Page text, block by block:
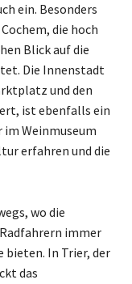
ein. Besonders
die hoch
Blick auf die
Die Innenstadt
und den
ist ebenfalls ein
im Weinmuseum
erfahren und die
wo die
immer
bieten. In Trier, der
das